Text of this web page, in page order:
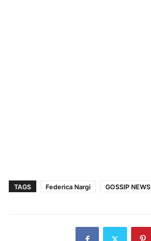
TAGS Federica Nargi GOSSIP NEWS